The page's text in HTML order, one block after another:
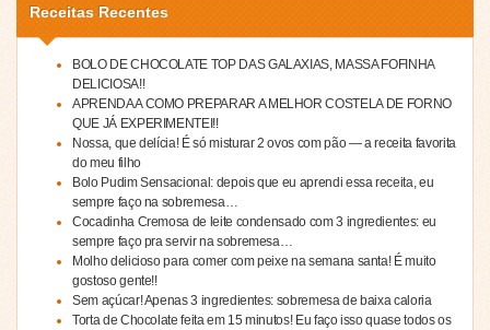
Receitas Recentes
BOLO DE CHOCOLATE TOP DAS GALAXIAS, MASSA FOFINHA
DELICIOSA!!
APRENDA A COMO PREPARAR A MELHOR COSTELA DE FORNO
QUE JÁ EXPERIMENTEI!!
Nossa, que delícia! É só misturar 2 ovos com pão — a receita favorita
do meu filho
Bolo Pudim Sensacional: depois que eu aprendi essa receita, eu
sempre faço na sobremesa…
Cocadinha Cremosa de leite condensado com 3 ingredientes: eu
sempre faço pra servir na sobremesa…
Molho delicioso para comer com peixe na semana santa! É muito
gostoso gente!!
Sem açúcar! Apenas 3 ingredientes: sobremesa de baixa caloria
Torta de Chocolate feita em 15 minutos! Eu faço isso quase todos os